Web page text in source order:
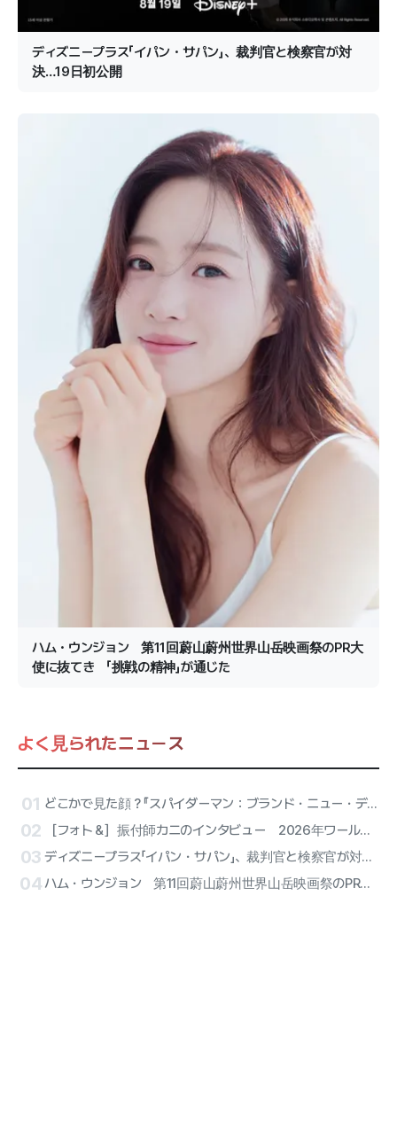
ディズニープラス「イパン・サパン」、裁判官と検察官が対
決…19日初公開
ハム・ウンジョン 第11回蔚山蔚州世界山岳映画祭のPR大
使に抜てき 「挑戦の精神」が通じた
よく見られたニュース
01 どこかで見た顔？『スパイダーマン：ブランド・ニュー・デイ』でおなじみの面々を振り返る作品
02 ［フォト＆］振付師カニのインタビュー 2026年ワールドカップ主題歌の振付制作に携わる栄誉 「ハーフタイムショーで出会ったBTSは格別」
03 ディズニープラス「イパン・サパン」、裁判官と検察官が対決…19日初公開
04 ハム・ウンジョン 第11回蔚山蔚州世界山岳映画祭のPR大使に抜てき 「挑戦の精神」が通じた